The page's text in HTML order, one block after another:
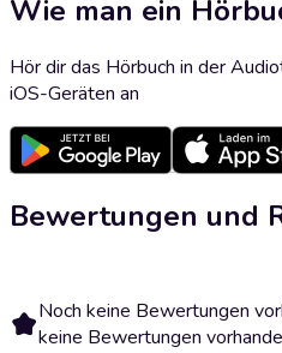
Wie man ein
Hör dir das Hörbuch in der
iOS-Geräten an
Bewertungen und
Noch keine Bewertungen
keine Bewertungen